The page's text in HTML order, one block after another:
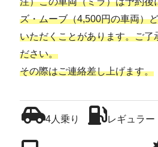
ズ・ムーブ（4,500円の車両）
いただくことがあります。ご了
ださい。
その際はご連絡差し上げます。
4人乗り レギュラー